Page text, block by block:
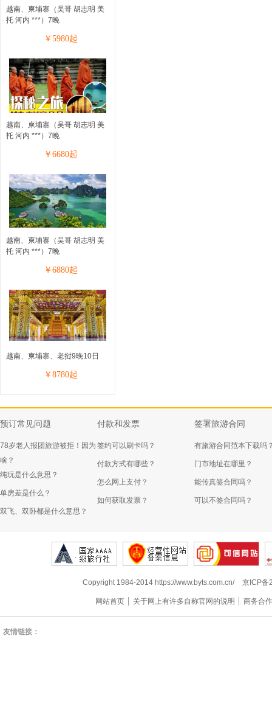
越南、柬埔寨（吴哥 胡志明 美
托 河内 ***）7晚
￥ 5980起
越南、柬埔寨（吴哥 胡志明 美
托 河内 ***）7晚
￥ 6680起
越南、柬埔寨（吴哥 胡志明 美
托 河内 ***）7晚
￥ 6880起
越南、柬埔寨、老挝9晚10日
￥ 8780起
预订常见问题
78岁老人报团旅游被拒！因为
啥？
纯玩是什么意思？
单房差是什么？
双飞、双卧都是什么意思？
付款和发票
签约可以刷卡吗？
付款方式有哪些？
怎么网上支付？
如何获取发票？
签署旅游合同
有旅游合同范本下载吗
门市地址在哪里？
能传真签合同吗？
可以不签合同吗？
Copyright 1984-2014 https://www.byts.com.cn/ 京ICP备
网站首页 关于网上有许多自称官网的说明 商务合
友情链接：